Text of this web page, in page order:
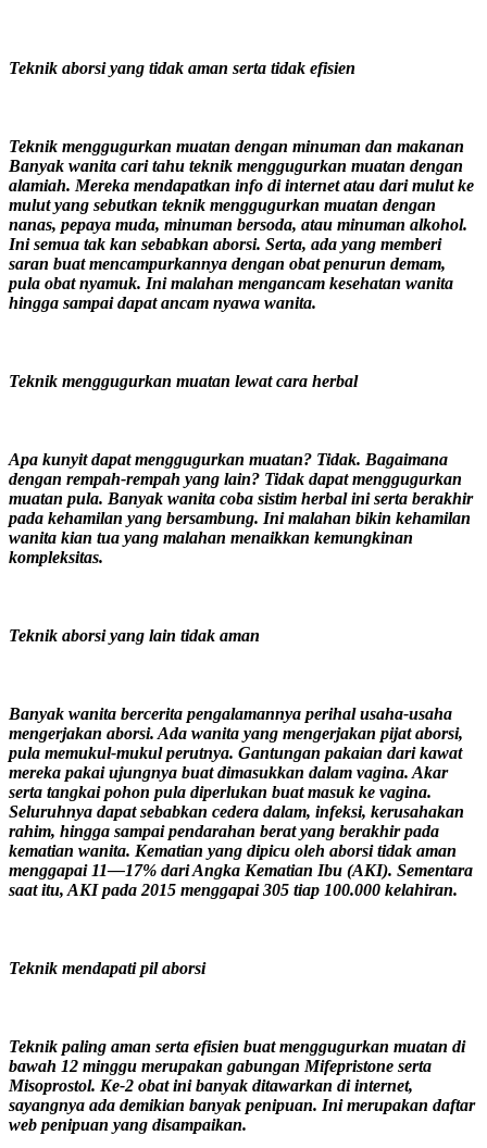
Teknik aborsi yang tidak aman serta tidak efisien
Teknik menggugurkan muatan dengan minuman dan makanan
Banyak wanita cari tahu teknik menggugurkan muatan dengan
alamiah. Mereka mendapatkan info di internet atau dari mulut ke
mulut yang sebutkan teknik menggugurkan muatan dengan
nanas, pepaya muda, minuman bersoda, atau minuman alkohol.
Ini semua tak kan sebabkan aborsi. Serta, ada yang memberi
saran buat mencampurkannya dengan obat penurun demam,
pula obat nyamuk. Ini malahan mengancam kesehatan wanita
hingga sampai dapat ancam nyawa wanita.
Teknik menggugurkan muatan lewat cara herbal
Apa kunyit dapat menggugurkan muatan? Tidak. Bagaimana
dengan rempah-rempah yang lain? Tidak dapat menggugurkan
muatan pula. Banyak wanita coba sistim herbal ini serta berakhir
pada kehamilan yang bersambung. Ini malahan bikin kehamilan
wanita kian tua yang malahan menaikkan kemungkinan
kompleksitas.
Teknik aborsi yang lain tidak aman
Banyak wanita bercerita pengalamannya perihal usaha-usaha
mengerjakan aborsi. Ada wanita yang mengerjakan pijat aborsi,
pula memukul-mukul perutnya. Gantungan pakaian dari kawat
mereka pakai ujungnya buat dimasukkan dalam vagina. Akar
serta tangkai pohon pula diperlukan buat masuk ke vagina.
Seluruhnya dapat sebabkan cedera dalam, infeksi, kerusahakan
rahim, hingga sampai pendarahan berat yang berakhir pada
kematian wanita. Kematian yang dipicu oleh aborsi tidak aman
menggapai 11—17% dari Angka Kematian Ibu (AKI). Sementara
saat itu, AKI pada 2015 menggapai 305 tiap 100.000 kelahiran.
Teknik mendapati pil aborsi
Teknik paling aman serta efisien buat menggugurkan muatan di
bawah 12 minggu merupakan gabungan Mifepristone serta
Misoprostol. Ke-2 obat ini banyak ditawarkan di internet,
sayangnya ada demikian banyak penipuan. Ini merupakan daftar
web penipuan yang disampaikan.